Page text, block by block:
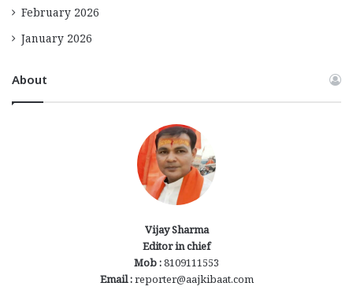
February 2026
January 2026
About
Vijay Sharma
Editor in chief
Mob :8109111553
Email :reporter@aajkibaat.com